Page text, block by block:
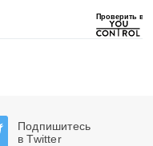
Подпишитесь
в Twitter